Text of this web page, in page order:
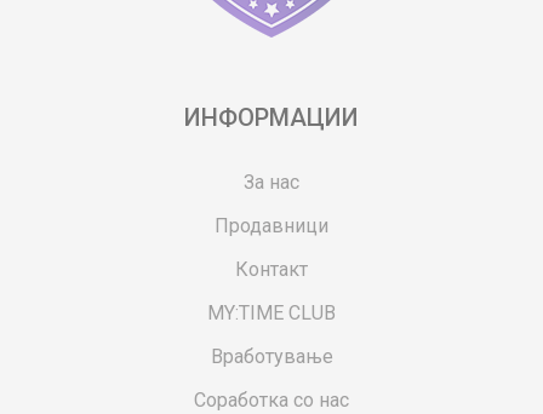
ИНФОРМАЦИИ
За нас
Продавници
Контакт
MY:TIME CLUB
Вработување
Соработка со нас